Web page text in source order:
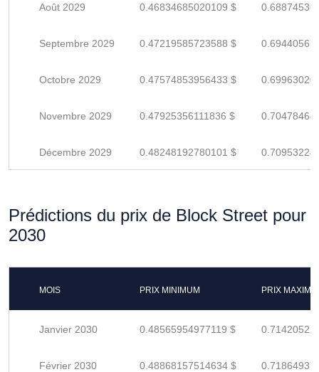
Août 2029 0.46834685020109 $
Septembre 2029 0.47219585723588 $
Octobre 2029 0.47574853956433 $
Novembre 2029 0.47925356111836 $
Décembre 2029 0.48248192780101 $
Prédictions du prix de Block Street pour
2030
MOIS PRIX MINIMUM PRIX
Janvier 2030 0.48565954977119 $
Février 2030 0.48868157514634 $